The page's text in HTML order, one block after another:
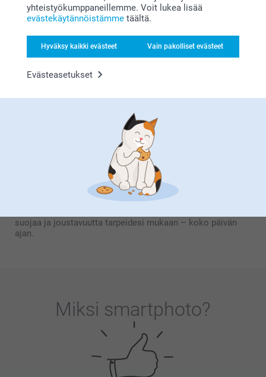
yhteistyökumppaneillemme. Voit lukea lisää
evästekäytännöistämme täältä.
Hyväksy kaikki evästeet Vain pakolliset evästeet
Evästeasetukset
sopii ihanteellisesti jokapäiväiseen kuljettamiseen ja
pitkäaikaiseen käyttöön.
Tukevat iPad Air -suojakuoret
Tukevat iPad Air -suojakuoremme on suunniteltu
takakuori, jotka luovat tasapainoisen iPad Airin etu-, taka-
ja sivuosia suojaavan rakenteen lisäämättä koteloon
turhaa painoa. Materiaali suojaa näyttöä hellävaraisesti
päivittäisessä käytössä. Taittuvan rakenteen ansiosta
kansi muuntuu moniasentoiseksi telineeksi tehden
vaihtamisesta kirjoittamisen, katselun, opiskelun tai
selailun välillä helppoa päivän aikana. Automaattisen
lepotilan ja herätystoiminnon ansiosta iPad Air reagoi
välittömästi kannen avaamisen tai sulkemiseen. Kotona,
suojaa ja joustavuutta tarpeidesi mukaan – koko päivän
ajan.
Miksi smartphoto?